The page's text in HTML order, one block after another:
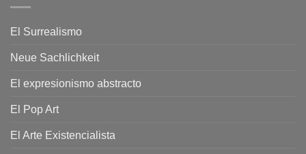
El Surrealismo
Neue Sachlichkeit
El expresionismo abstracto
El Pop Art
El Arte Existencialista